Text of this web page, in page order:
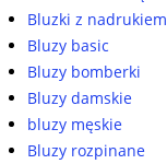
Bluzki z nadrukiem
Bluzy basic
Bluzy bomberki
Bluzy damskie
bluzy męskie
Bluzy rozpinane